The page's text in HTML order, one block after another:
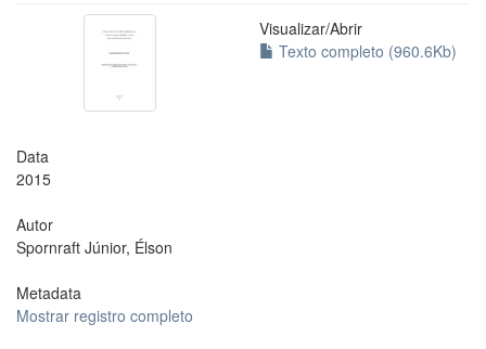
Visualizar/Abrir
Texto completo (960.6Kb)
Data
2015
Autor
Spornraft Júnior, Élson
Metadata
Mostrar registro completo